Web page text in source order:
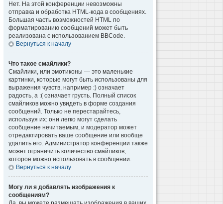
Нет. На этой конференции невозможны
отправка и обработка HTML-кода в сообщениях.
Большая часть возможностей HTML по
форматированию сообщений может быть
реализована с использованием BBCode.
Вернуться к началу
Что такое смайлики?
Смайлики, или эмотиконы — это маленькие
картинки, которые могут быть использованы для
выражения чувств, например :) означает
радость, а :( означает грусть. Полный список
смайликов можно увидеть в форме создания
сообщений. Только не перестарайтесь,
используя их: они легко могут сделать
сообщение нечитаемым, и модератор может
отредактировать ваше сообщение или вообще
удалить его. Администратор конференции также
может ограничить количество смайликов,
которое можно использовать в сообщении.
Вернуться к началу
Могу ли я добавлять изображения к
сообщениям?